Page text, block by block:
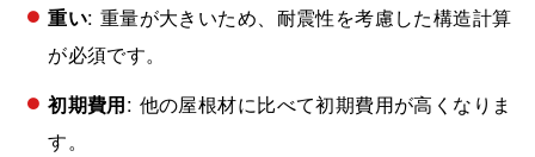
重い: 重量が大きいため、耐震性を考慮した構造計算
が必須です。
初期費用: 他の屋根材に比べて初期費用が高くなりま
す。